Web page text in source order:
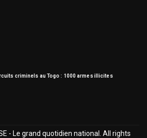
criminels au Togo : 1000 armes illicites
- Le grand quotidien national. All rights